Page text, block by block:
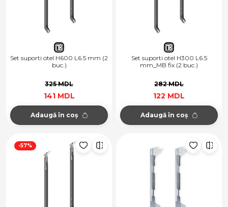
Set suporti otel H600 L6.5 mm (2
buc.)
325 MDL
141 MDL
Adaugă în coș
Set suporti otel H300 L6.5
mm_MB fix (2 buc.)
282 MDL
122 MDL
Adaugă în coș
-57%